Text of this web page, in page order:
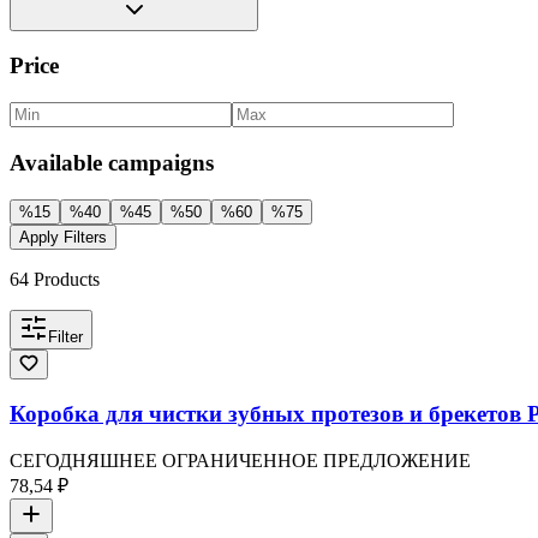
Price
Available campaigns
%15 %40 %45 %50 %60 %75
Apply Filters
64 Products
Filter
Коробка для чистки зубных протезов и брекетов
СЕГОДНЯШНЕЕ ОГРАНИЧЕННОЕ ПРЕДЛОЖЕНИЕ
78,54 ₽